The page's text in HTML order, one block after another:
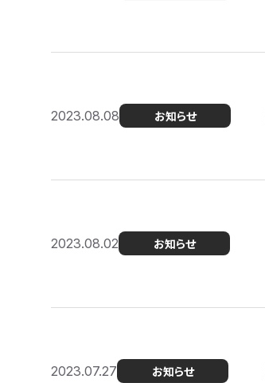
2023.08.08 お知らせ
2023.08.02 お知らせ
2023.07.27 お知らせ